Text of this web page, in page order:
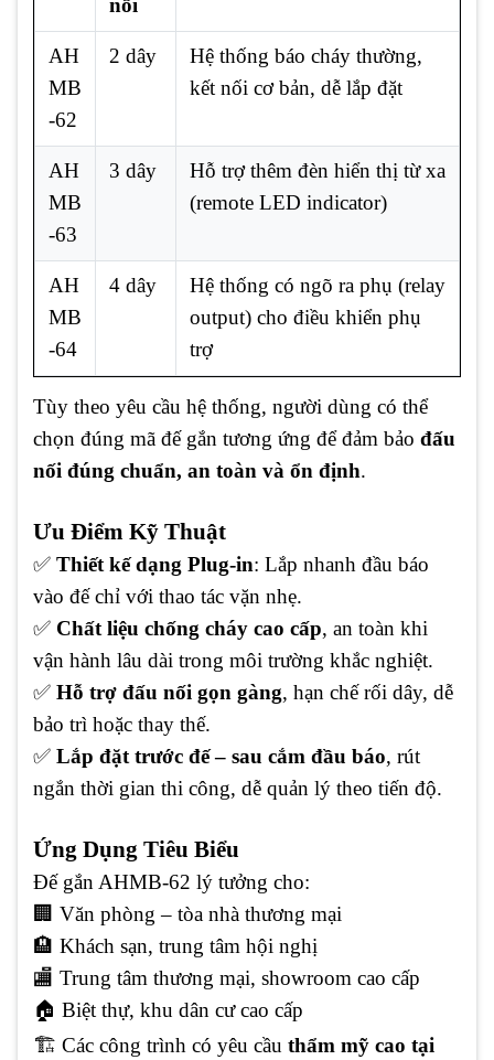
nối
AH
MB
-62
2 dây
Hệ thống báo cháy thường,
kết nối cơ bản, dễ lắp đặt
AH
MB
-63
3 dây
Hỗ trợ thêm đèn hiển thị từ xa
(remote LED indicator)
AH
MB
-64
4 dây
Hệ thống có ngõ ra phụ (relay
output) cho điều khiển phụ
trợ
Tùy theo yêu cầu hệ thống, người dùng có thể
chọn đúng mã đế gắn tương ứng để đảm bảo đấu
nối đúng chuẩn, an toàn và ổn định.
Ưu Điểm Kỹ Thuật
✅ Thiết kế dạng Plug-in: Lắp nhanh đầu báo
vào đế chỉ với thao tác vặn nhẹ.
✅ Chất liệu chống cháy cao cấp, an toàn khi
vận hành lâu dài trong môi trường khắc nghiệt.
✅ Hỗ trợ đấu nối gọn gàng, hạn chế rối dây, dễ
bảo trì hoặc thay thế.
✅ Lắp đặt trước đế – sau cắm đầu báo, rút
ngắn thời gian thi công, dễ quản lý theo tiến độ.
Ứng Dụng Tiêu Biểu
Đế gắn AHMB-62 lý tưởng cho:
🏢 Văn phòng – tòa nhà thương mại
🏨 Khách sạn, trung tâm hội nghị
🏬 Trung tâm thương mại, showroom cao cấp
🏠 Biệt thự, khu dân cư cao cấp
🏗️ Các công trình có yêu cầu thẩm mỹ cao tại